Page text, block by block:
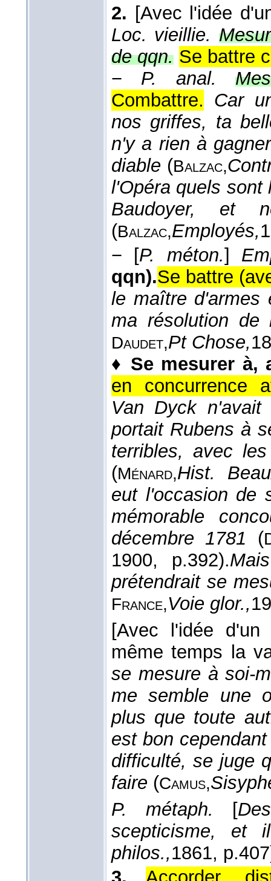
2. [Avec l'idée
Loc. vieillie.
de qqn. Se battre
− P. anal.
Combattre. Car
nos griffes, ta
n'y a rien à
diable (Balzac,
l'Opéra quels sont
Baudoyer, et
(Balzac,Employés,
− [P. méton.]
qqn).Se battre
le maître d'armes
ma résolution de
Daudet,Pt Chose,
♦ Se mesurer à,
en concurrence
Van Dyck n'avait
portait Rubens à
terribles, avec
(Ménard,Hist.
eut l'occasion de
mémorable
décembre 1781 (
1900, p.392).
prétendrait se
France,Voie glor.,
[Avec l'idée
même temps la
se mesure à soi-
me semble une
plus que toute
est bon
difficulté, se juge
faire (Camus,
P. métaph.
[
scepticisme, et
philos.,1861,